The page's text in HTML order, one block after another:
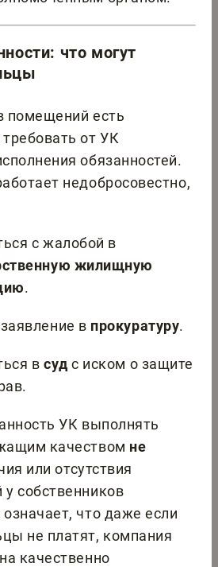
что могут
помещений есть
от УК
обязанностей.
недобросовестно,
с жалобой в
жилищную
.
в прокуратуру.
всуд с иском о защите
УК выполнять
качеством не
или отсутствия
собственников
что даже если
не платят, компания
качественно